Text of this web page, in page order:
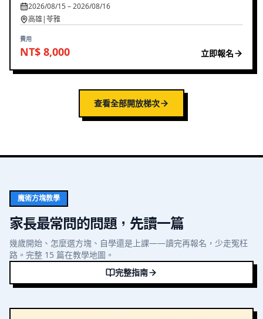
2026/08/15 – 2026/08/16
高雄|苓雅
費用
NT$ 8,000 立即報名
查看全部開放梯次
魔術方塊教學
家長最常問的問題，先讀一篇
幾歲開始、怎麼選方塊、自學還是上課——讀完再報名，少走冤枉
路。完整 15 篇在教學地圖。
完整指南